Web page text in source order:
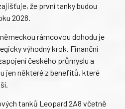
že první tanky budou
2028.
rámcovou dohodu je
výhodný krok. Finanční
českého průmyslu a
jen některé z benefitů, které
tanků Leopard 2A8 včetně